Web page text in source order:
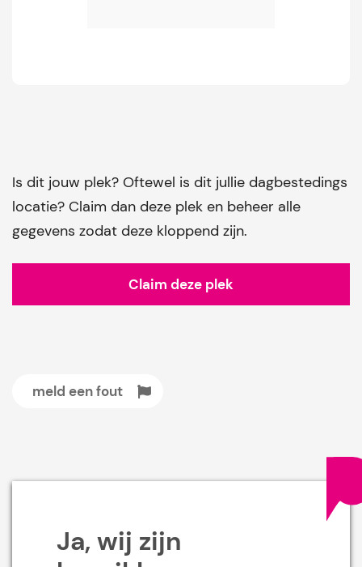
Is dit jouw plek? Oftewel is dit jullie dagbestedings
locatie? Claim dan deze plek en beheer alle
gegevens zodat deze kloppend zijn.
Claim deze plek
meld een fout
Ja, wij zijn